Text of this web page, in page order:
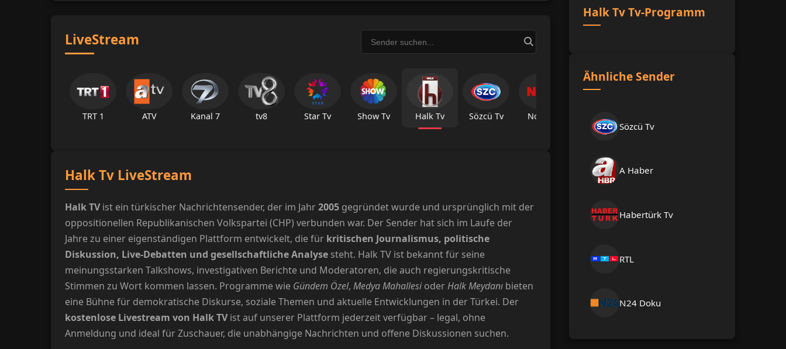
LiveStream
TRT 1 ATV Kanal 7 tv8 Star Tv Show Tv Halk Tv Sözcü Tv Now Tv TRT Spor
Halk Tv LiveStream
Halk TVist ein türkischer Nachrichtensender, der im Jahr2005 gegründet wurde und ursprünglich mit der
oppositionellen Republikanischen Volkspartei (CHP) verbunden war. Der Sender hat sich im Laufe der
Jahre zu einer eigenständigen Plattform entwickelt, die für kritischen Journalismus, politische
Diskussion, Live-Debatten und gesellschaftliche Analyse steht. Halk TV ist bekannt für seine
meinungsstarken Talkshows, investigativen Berichte und Moderatoren, die auch regierungskritische
Stimmen zu Wort kommen lassen. Programme wie Gündem Özel, Medya MahallesioderHalk Meydanı bieten
eine Bühne für demokratische Diskurse, soziale Themen und aktuelle Entwicklungen in der Türkei. Der
kostenlose Livestream von Halk TVist auf unserer Plattform jederzeit verfügbar – legal, ohne
Anmeldung und ideal für Zuschauer, die unabhängige Nachrichten und offene Diskussionen suchen.
Halk Tv Tv-Programm
Ähnliche Sender
Sözcü Tv
A Haber
Habertürk Tv
RTL
N24 Doku